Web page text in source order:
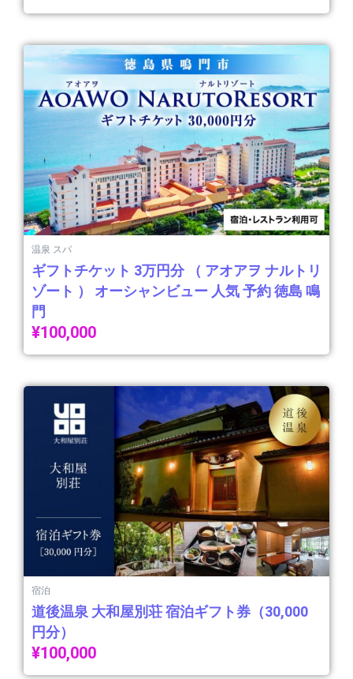
温泉 スパ
ギフトチケット 3万円分 （ アオアヲ ナルトリ
ゾート ） オーシャンビュー 人気 予約 徳島 鳴
門
¥100,000
宿泊
道後温泉 大和屋別荘 宿泊ギフト券（30,000
円分）
¥100,000